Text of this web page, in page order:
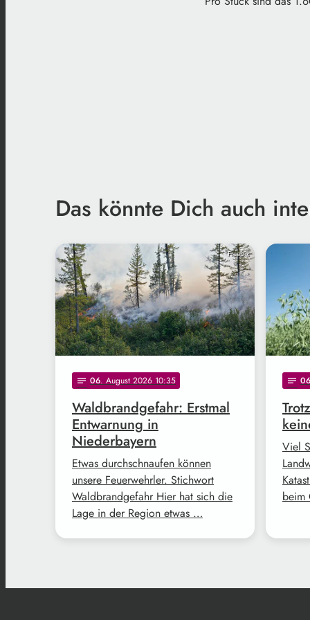
Das könnte Dich auch
Freepik
notes 06. August 2026 10:35
Waldbrandgefahr: Erstmal
Entwarnung in
Niederbayern
Etwas durchschnaufen können
unsere Feuerwehrler. Stichwort
Waldbrandgefahr Hier hat sich die
Lage in der Region etwas …
notes 06
Viel
beim